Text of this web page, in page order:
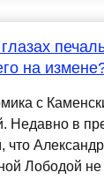
на
с
Недавно в
Лободой не